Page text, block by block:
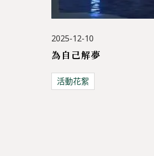
2025-12-10
為自己解夢
活動花絮